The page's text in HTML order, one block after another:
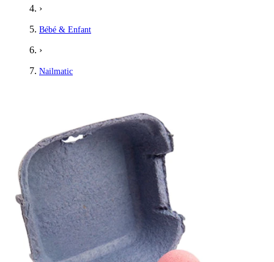
›
Bébé & Enfant
›
Nailmatic